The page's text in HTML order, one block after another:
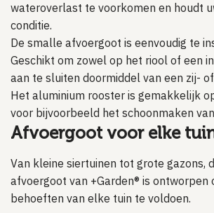
wateroverlast te voorkomen en houdt
conditie.
De smalle afvoergoot is eenvoudig te
Geschikt om zowel op het riool of een
aan te sluiten doormiddel van een zij-
Het aluminium rooster is gemakkelijk
voor bijvoorbeeld het schoonmaken
Afvoergoot voor elke
Van kleine siertuinen tot grote gazons,
afvoergoot van +Garden® is ontworpen
behoeften van elke tuin te voldoen.